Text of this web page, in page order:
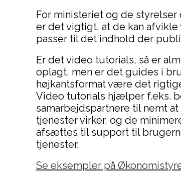
For ministeriet og de
er det vigtigt, at de kan
passer til det indhold der
Er det video tutorials, så er
oplagt, men er det guides i
højkantsformat være det
Video tutorials hjælper f.eks.
samarbejdspartnere til nemt
tjenester virker, og de
afsættes til support til
tjenester.
Se eksempler på